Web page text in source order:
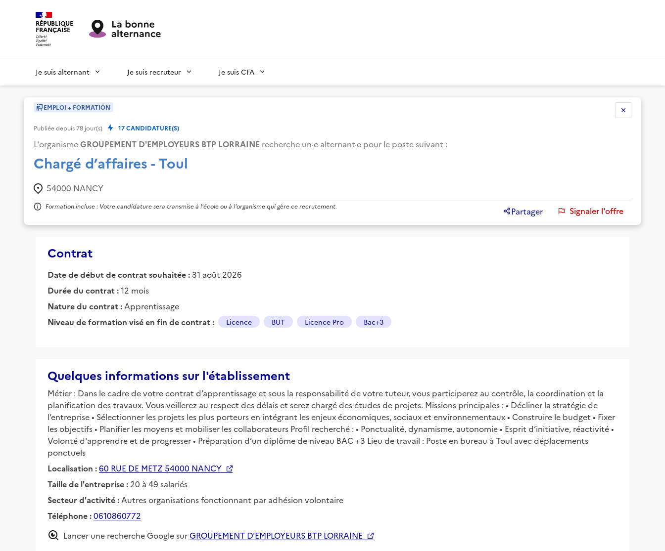
RÉPUBLIQUE
FRANÇAISE
Je suis alternant Je suis recruteur Je suis CFA
EMPLOI + FORMATION
Publiée depuis78 jour(s) 17CANDIDATURE(S)
L'organismeGROUPEMENT D'EMPLOYEURS BTP LORRAINE recherche un·e alternant·e pour le poste suivant :
Chargé d’affaires - Toul
54000 NANCY
Formation incluse : Votre candidature sera transmise à l'école ou à l'organisme qui gère ce recrutement. Partager Signaler l'offre
Contrat
Date de début de contrat souhaitée : 31 août 2026
Durée du contrat :12 mois
Nature du contrat : Apprentissage
Niveau de formation visé en fin de contrat :
Licence BUT Licence Pro Bac+3
Quelques informations sur l'établissement
Métier : Dans le cadre de votre contrat d’apprentissage et sous la responsabilité de votre tuteur, vous participerez au contrôle, la coordination et la
planification des travaux. Vous veillerez au respect des délais et serez chargé des études de projets. Missions principales : • Décliner la stratégie de
l’entreprise • Sélectionner les projets les plus porteurs en intégrant les enjeux économiques, sociaux et environnementaux • Construire le budget • Fixer
les objectifs • Planifier les moyens et mobiliser les collaborateurs Profil recherché : • Ponctualité, dynamisme, autonomie • Esprit d’initiative, réactivité •
Volonté d'apprendre et de progresser • Préparation d’un diplôme de niveau BAC +3 Lieu de travail : Poste en bureau à Toul avec déplacements
ponctuels
Localisation :60 RUE DE METZ 54000 NANCY
Taille de l'entreprise : 20 à 49 salariés
Secteur d'activité : Autres organisations fonctionnant par adhésion volontaire
Téléphone :0610860772
Lancer une recherche Google surGROUPEMENT D'EMPLOYEURS BTP LORRAINE